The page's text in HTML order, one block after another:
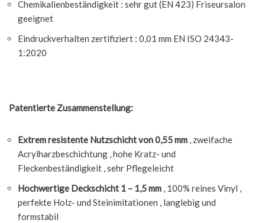
Chemikalienbeständigkeit : sehr gut (EN 423) Friseursalon
geeignet
Eindruckverhalten zertifiziert : 0,01 mm EN ISO 24343-
1:2020
Patentierte Zusammenstellung:
Extrem resistente Nutzschicht von 0,55 mm , zweifache
Acrylharzbeschichtung , hohe Kratz- und
Fleckenbeständigkeit , sehr Pflegeleicht
Hochwertige Deckschicht 1 – 1,5 mm , 100% reines Vinyl ,
perfekte Holz- und Steinimitationen , langlebig und
formstabil